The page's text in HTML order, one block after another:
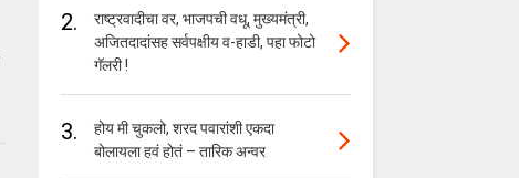
2.
राष्ट्रवादीचा वर, भाजपची वधू, मुख्यमंत्री,
अजितदादांसह सर्वपक्षीय व-हाडी, पहा फोटो
गॅलरी !
3.
होय मी चुकलो, शरद पवारांशी एकदा
बोलायला हवं होतं – तारिक अन्वर